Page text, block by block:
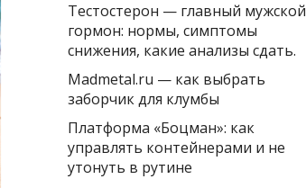
Тестостерон — главный мужской
гормон: нормы, симптомы
снижения, какие анализы сдать.
Madmetal.ru — как выбрать
заборчик для клумбы
Платформа «Боцман»: как
управлять контейнерами и не
утонуть в рутине